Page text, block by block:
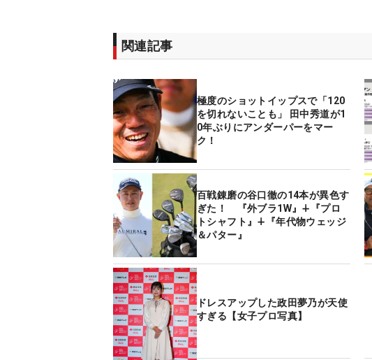
関連記事
極度のショットイップスで「120
を切れないことも」 田中秀道が1
0年ぶりにアンダーパーをマー
ク！
百戦錬磨の谷口徹の14本が異色す
ぎた！ 『外ブラ1W』∔『プロ
トシャフト』∔『年代物ウェッジ
＆パター』
ドレスアップした政田夢乃が天使
すぎる【女子プロ写真】